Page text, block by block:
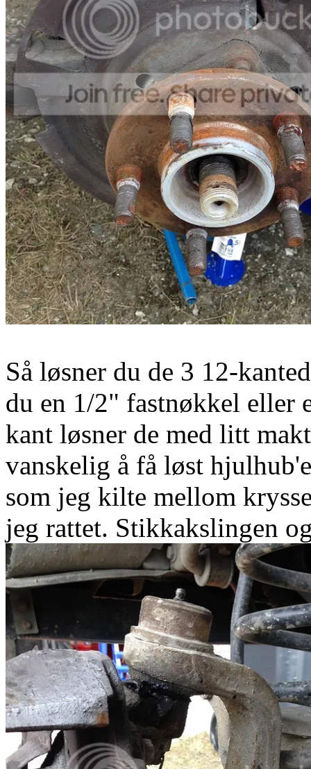
Så løsner du de 3 12-
du en 1/2" fastnøkkel eller
kant løsner de med litt
vanskelig å få løst
som jeg kilte mellom
jeg rattet. Stikkakslingen